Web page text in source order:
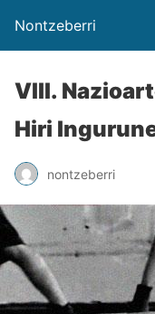
Nontzeberri
VIII.
Hiri
nontzeberri